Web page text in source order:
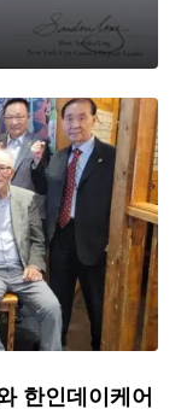
한인데이케어